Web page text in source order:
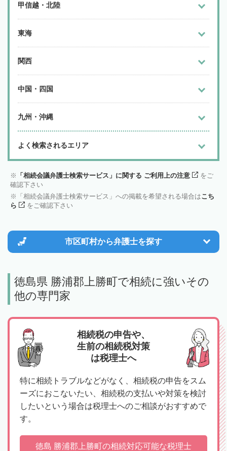
甲信越・北陸
東海
関西
中国・四国
九州・沖縄
よく検索されるエリア
「相続会議弁護士検索サービス」に関する ご利用上の注意
をご
確認下さい
「相続会議弁護士検索サービス」への掲載を希望される場合はこち
ら
をご確認下さい
市区町村から弁護士を探す
徳島県 勝浦郡上勝町で相続に強いその
他の専門家
相続税の申告や、
生前の相続税対策
は税理士へ
特に相続トラブルなどがなく、相続税の申告をスム
ーズにおこないたい、相続税の支払いや対策を検討
したいという場合は税理士へのご相談がおすすめで
す。
徳島 勝浦郡上勝町の相続対応可能な税理士